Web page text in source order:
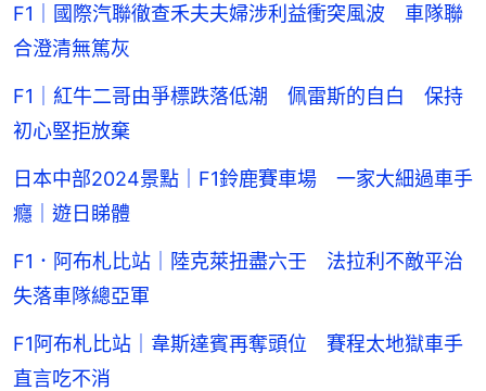
F1｜國際汽聯徹查禾夫夫婦涉利益衝突風波 車隊聯
合澄清無篤灰
F1｜紅牛二哥由爭標跌落低潮 佩雷斯的自白 保持
初心堅拒放棄
日本中部2024景點｜F1鈴鹿賽車場 一家大細過車手
癮｜遊日睇體
F1．阿布札比站｜陸克萊扭盡六壬 法拉利不敵平治
失落車隊總亞軍
F1阿布札比站｜韋斯達賓再奪頭位 賽程太地獄車手
直言吃不消